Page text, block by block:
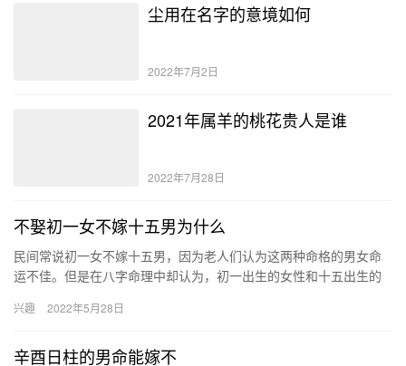
尘用在名字的意境如何
2022年7月2日
2021年属羊的桃花贵人是谁
2022年7月28日
不娶初一女不嫁十五男为什么
民间常说初一女不嫁十五男，因为老人们认为这两种命格的男女命
运不佳。但是在八字命理中却认为，初一出生的女性和十五出生的
性命…
兴趣 2022年5月28日
辛酉日柱的男命能嫁不